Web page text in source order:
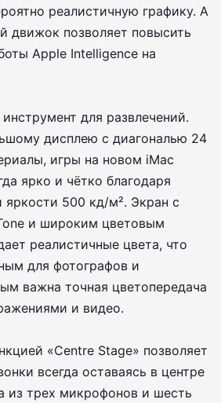
реалистичную графику. А
движок позволяет повысить
Apple Intelligence на
для развлечений.
дисплею с диагональю 24
игры на новом iMac
ярко и чётко благодаря
500 кд/м². Экран с
и широким цветовым
реалистичные цвета, что
для фотографов и
важна точная цветопередача
и видео.
«Centre Stage» позволяет
всегда оставаясь в центре
из трех микрофонов и шесть